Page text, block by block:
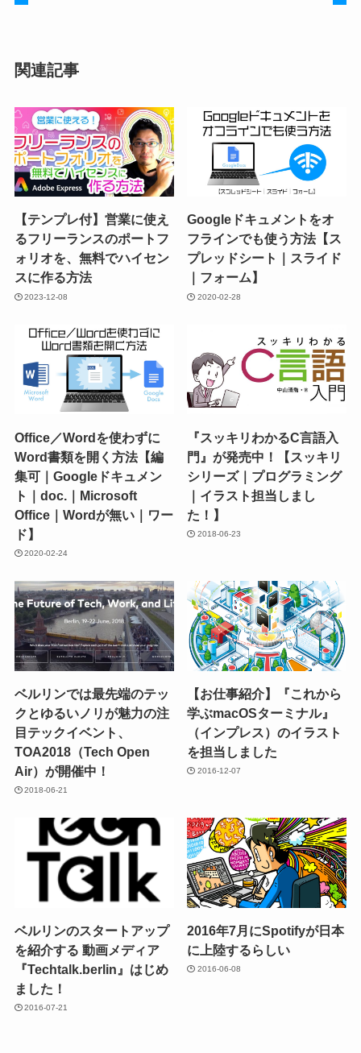
関連記事
【テンプレ付】営業に使え
るフリーランスのポートフ
ォリオを、無料でハイセン
スに作る方法
2023-12-08
Googleドキュメントをオ
フラインでも使う方法【ス
プレッドシート｜スライド
｜フォーム】
2020-02-28
Office／Wordを使わずに
Word書類を開く方法【編
集可｜Googleドキュメン
ト｜doc.｜Microsoft
Office｜Wordが無い｜ワー
ド】
2020-02-24
『スッキリわかるC言語入
門』が発売中！【スッキリ
シリーズ｜プログラミング
｜イラスト担当しまし
た！】
2018-06-23
ベルリンでは最先端のテッ
クとゆるいノリが魅力の注
目テックイベント、
TOA2018（Tech Open
Air）が開催中！
2018-06-21
【お仕事紹介】『これから
学ぶmacOSターミナル』
（インプレス）のイラスト
を担当しました
2016-12-07
ベルリンのスタートアップ
を紹介する 動画メディア
『Techtalk.berlin』はじめ
ました！
2016-07-21
2016年7月にSpotifyが日本
に上陸するらしい
2016-06-08